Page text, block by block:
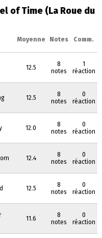
of Time (La Roue du
Moyenne Notes Comm.
12.5
8
notes
1
réaction
12.5
8
notes
0
réaction
12.0
8
notes
0
réaction
12.4
8
notes
0
réaction
12.5
8
notes
0
réaction
11.6
8
notes
0
réaction